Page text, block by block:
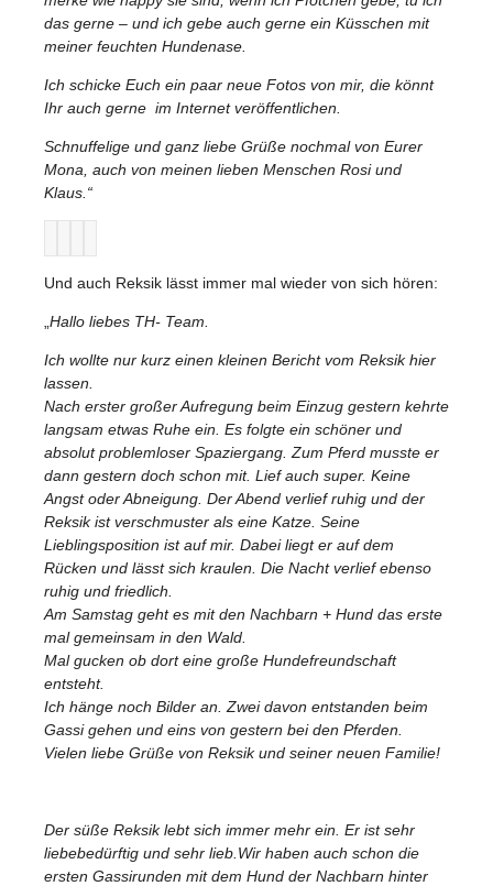
das gerne – und ich gebe auch gerne ein Küsschen mit
meiner feuchten Hundenase.
Ich schicke Euch ein paar neue Fotos von mir, die könnt
Ihr auch gerne im Internet veröffentlichen.
Schnuffelige und ganz liebe Grüße nochmal von Eurer
Mona, auch von meinen lieben Menschen Rosi und
Klaus.“
Und auch Reksik lässt immer mal wieder von sich hören:
Hallo liebes TH- Team.
Ich wollte nur kurz einen kleinen Bericht vom Reksik hier
lassen.
Nach erster großer Aufregung beim Einzug gestern kehrte
langsam etwas Ruhe ein. Es folgte ein schöner und
absolut problemloser Spaziergang. Zum Pferd musste er
dann gestern doch schon mit. Lief auch super. Keine
Angst oder Abneigung. Der Abend verlief ruhig und der
Reksik ist verschmuster als eine Katze. Seine
Lieblingsposition ist auf mir. Dabei liegt er auf dem
Rücken und lässt sich kraulen. Die Nacht verlief ebenso
ruhig und friedlich.
Am Samstag geht es mit den Nachbarn + Hund das erste
mal gemeinsam in den Wald.
Mal gucken ob dort eine große Hundefreundschaft
entsteht.
Ich hänge noch Bilder an. Zwei davon entstanden beim
Gassi gehen und eins von gestern bei den Pferden.
Vielen liebe Grüße von Reksik und seiner neuen Familie!
Der süße Reksik lebt sich immer mehr ein. Er ist sehr
liebebedürftig und sehr lieb.Wir haben auch schon die
ersten Gassirunden mit dem Hund der Nachbarn hinter